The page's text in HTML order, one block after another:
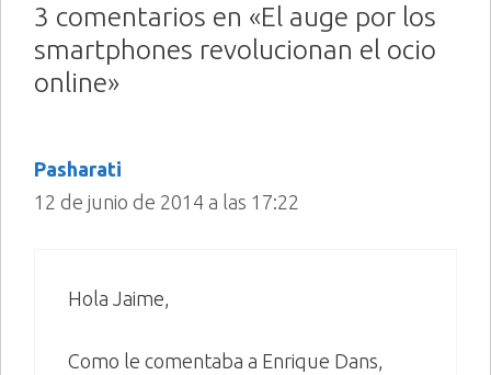
3 comentarios en «El auge por los
smartphones revolucionan el ocio
online»
Pasharati
12 de junio de 2014 a las 17:22
Hola Jaime,
Como le comentaba a Enrique Dans,